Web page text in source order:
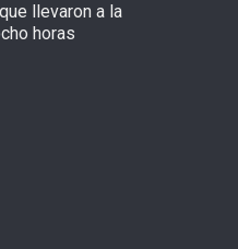
llevaron a la
horas